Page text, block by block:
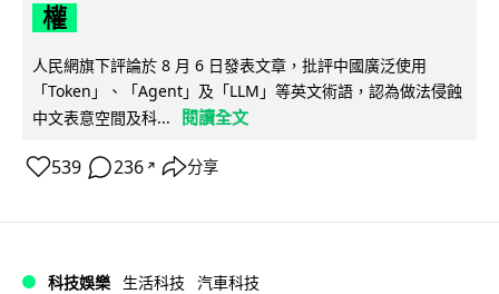
權
人民網旗下評論於 8 月 6 日發表文章，批評中國廣泛使用
「Token」、「Agent」及「LLM」等英文術語，認為做法侵蝕
中文表意空間及科...
閱讀全文
539 236 ↗ 分享
科技娛樂 生活科技 汽車科技